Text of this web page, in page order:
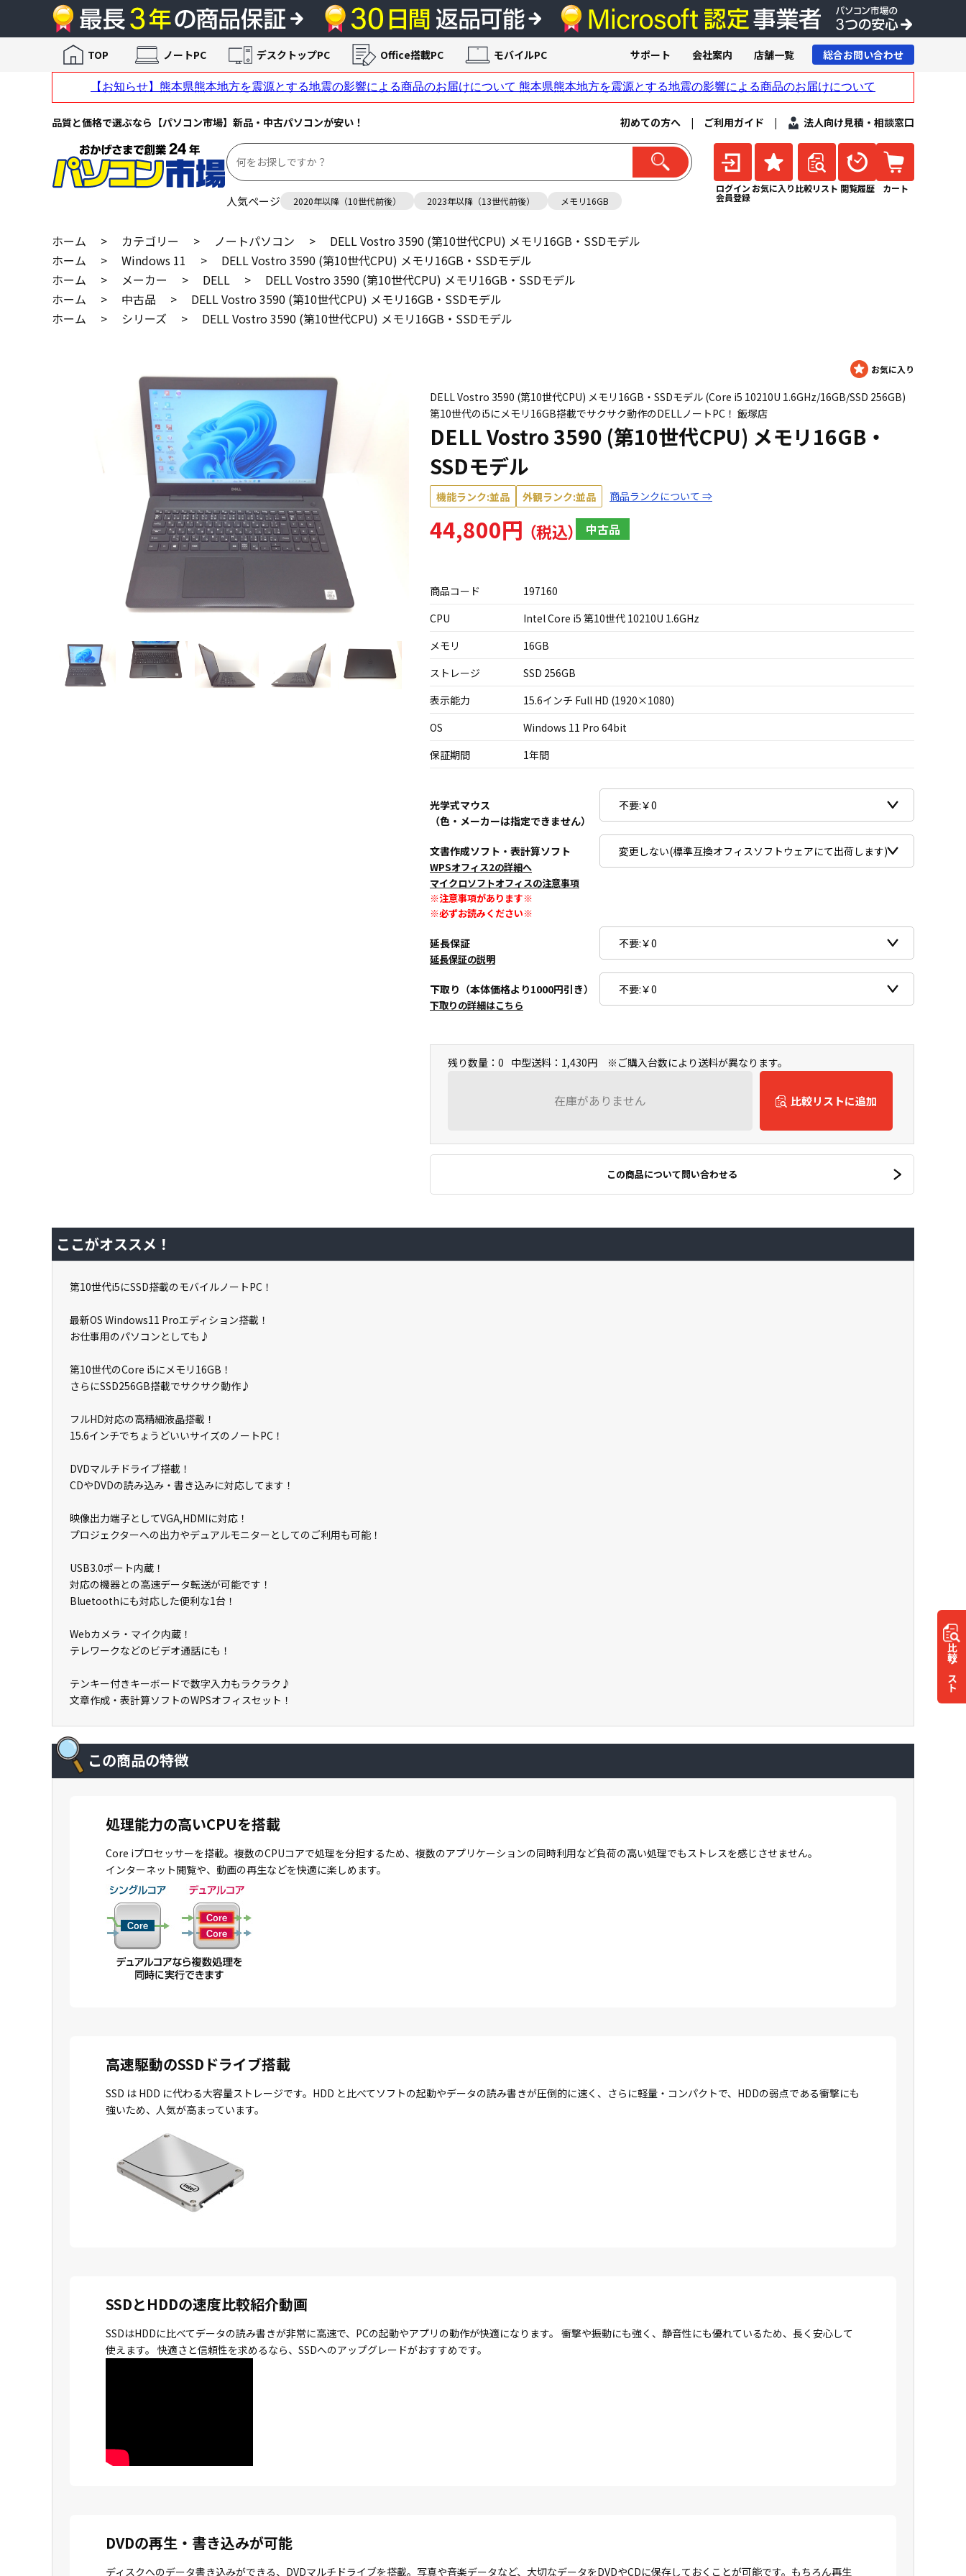
品質と価格で選ぶなら【パソコン市場】新品・中古パソコンが安い！ 初めての方へ | ご利用ガイド | 法人向け見積・相談窓口
人気ページ 2020年以降（10世代前後） 2023年以降（13世代前後） メモリ16GB
ログイン
会員登録
お気に入り 比較リスト 閲覧履歴 カート
TOP ノートPC デスクトップPC Office搭載PC モバイルPC サポート 会社案内 店舗一覧 総合お問い合わせ
ホーム > カテゴリー > ノートパソコン >
DELL Vostro 3590 (第10世代CPU) メモリ16GB・SSDモデル
ホーム
> Windows 11 >
DELL Vostro 3590 (第10世代CPU) メモリ16GB・SSDモデル
ホーム
> メーカー > DELL >
DELL Vostro 3590 (第10世代CPU) メモリ16GB・SSDモデル
ホーム
> 中古品 >
DELL Vostro 3590 (第10世代CPU) メモリ16GB・SSDモデル
ホーム
> シリーズ > DELL Vostro 3590 (第10世代CPU) メモリ16GB・SSDモデル
DELL Vostro 3590 (第10世代CPU) メモリ16GB・SSDモデル (Core i5 10210U 1.6GHz/16GB/SSD 256GB)
第10世代のi5にメモリ16GB搭載でサクサク動作のDELLノートPC！ 飯塚店
DELL Vostro 3590 (第10世代CPU) メモリ16GB・
SSDモデル
機能ランク:並品 外観ランク:並品 商品ランクについて ⇒
44,800円 中古品
商品コード
197160
CPU
Intel Core i5 第10世代 10210U 1.6GHz
メモリ
16GB
ストレージ
SSD 256GB
表示能力
15.6インチ Full HD (1920×1080)
OS
Windows 11 Pro 64bit
保証期間
1年間
光学式マウス
（色・メーカーは指定できません）
文書作成ソフト・表計算ソフト
WPSオフィス2の詳細へ
マイクロソフトオフィスの注意事項
※注意事項があります※
※必ずお読みください※
延長保証
延長保証の説明
下取り（本体価格より1000円引き）
下取りの詳細はこちら
残り数量：0 中型送料：1,430円 ※ご購入台数により送料が異なります。
在庫がありません 比較リストに追加
この商品について問い合わせる
比較
リスト
ここがオススメ！
第10世代i5にSSD搭載のモバイルノートPC！
最新OS Windows11 Proエディション搭載！
お仕事用のパソコンとしても♪
第10世代のCore i5にメモリ16GB！
さらにSSD256GB搭載でサクサク動作♪
フルHD対応の高精細液晶搭載！
15.6インチでちょうどいいサイズのノートPC！
DVDマルチドライブ搭載！
CDやDVDの読み込み・書き込みに対応してます！
映像出力端子としてVGA,HDMIに対応！
プロジェクターへの出力やデュアルモニターとしてのご利用も可能！
USB3.0ポート内蔵！
対応の機器との高速データ転送が可能です！
Bluetoothにも対応した便利な1台！
Webカメラ・マイク内蔵！
テレワークなどのビデオ通話にも！
テンキー付きキーボードで数字入力もラクラク♪
文章作成・表計算ソフトのWPSオフィスセット！
この商品の特徴
処理能力の高いCPUを搭載
Core iプロセッサーを搭載。複数のCPUコアで処理を分担するため、複数のアプリケーションの同時利用など負荷の高い処理でもストレスを感じさせません。
インターネット閲覧や、動画の再生などを快適に楽しめます。
高速駆動のSSDドライブ搭載
SSD は HDD に代わる大容量ストレージです。HDD と比べてソフトの起動やデータの読み書きが圧倒的に速く、さらに軽量・コンパクトで、HDDの弱点である衝撃にも
強いため、人気が高まっています。
SSDとHDDの速度比較紹介動画
SSDはHDDに比べてデータの読み書きが非常に高速で、PCの起動やアプリの動作が快適になります。 衝撃や振動にも強く、静音性にも優れているため、長く安心して
使えます。 快適さと信頼性を求めるなら、SSDへのアップグレードがおすすめです。
DVDの再生・書き込みが可能
ディスクへのデータ書き込みができる、DVDマルチドライブを搭載。写真や音楽データなど、大切なデータをDVDやCDに保存しておくことが可能です。もちろん再生